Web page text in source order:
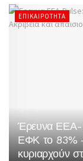
ΕΠΙΚΑΙΡΌΤΗΤΑ
Έρευνα ΕΕΑ-
ΕΦΚ το 83% –
κυριαρχούν